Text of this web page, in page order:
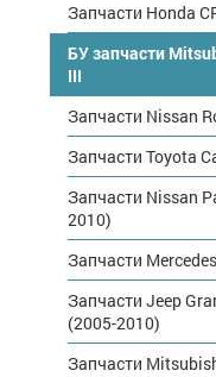
Запчасти Honda
БУ запчасти
III
Запчасти Nissan
Запчасти Toyota
Запчасти Nissan
2010)
Запчасти
Запчасти Jeep
(2005-2010)
Запчасти